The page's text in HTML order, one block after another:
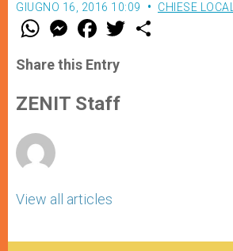
GIUGNO 16, 2016 10:09 CHIESE LOCALI
W
t
s
p
p
M
e
s
e
g
e
F
a
e
b
o
k
w
Share this Entry
ZENIT Staff
View all articles